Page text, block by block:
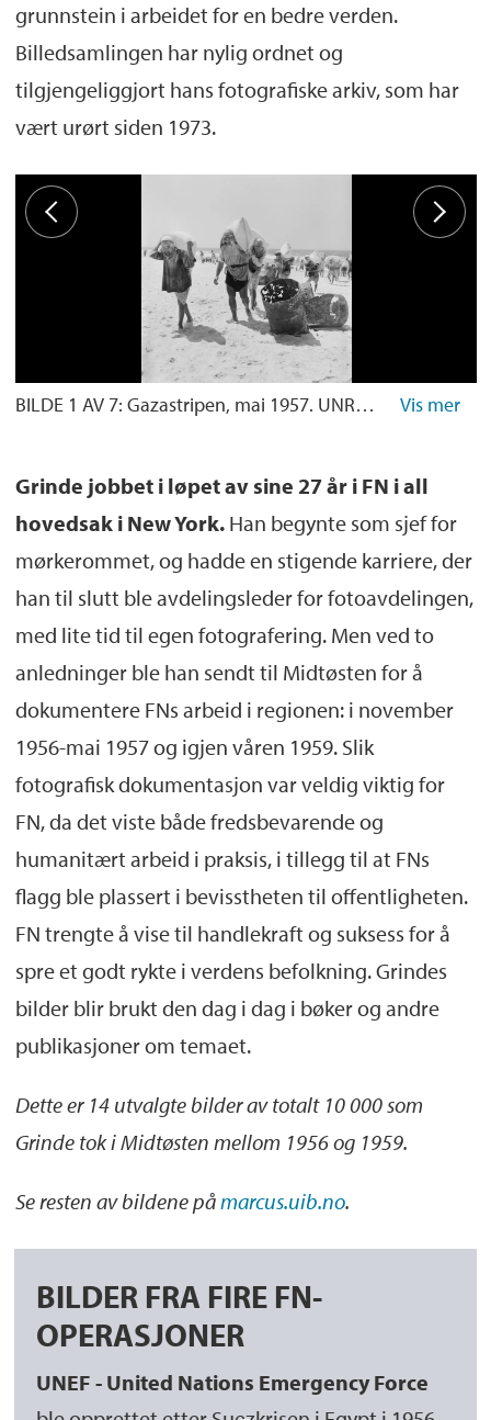
grunnstein i arbeidet for en bedre verden.
Billedsamlingen har nylig ordnet og
tilgjengeliggjort hans fotografiske arkiv, som har
vært urørt siden 1973.
BILDE 1 AV 7: Gazastripen, mai 1957. UNRWA. Palestinske flyktninger bærer melsekker. UNRWAs forsyninger til Gazastripen måtte bæres direkte fra båter til stranden, hvor det ventet kameler for videre frakt. Henvisning i arkivet: ubb-jg-n-0304-06. Bla gjennom bildene ved hjelp av pilene oppe i hjørnene.
Grinde jobbet i løpet av sine 27 år i FN i all
hovedsak i New York.Han begynte som sjef for
mørkerommet, og hadde en stigende karriere, der
han til slutt ble avdelingsleder for fotoavdelingen,
med lite tid til egen fotografering. Men ved to
anledninger ble han sendt til Midtøsten for å
dokumentere FNs arbeid i regionen: i november
1956-mai 1957 og igjen våren 1959. Slik
fotografisk dokumentasjon var veldig viktig for
FN, da det viste både fredsbevarende og
humanitært arbeid i praksis, i tillegg til at FNs
flagg ble plassert i bevisstheten til offentligheten.
FN trengte å vise til handlekraft og suksess for å
spre et godt rykte i verdens befolkning. Grindes
bilder blir brukt den dag i dag i bøker og andre
publikasjoner om temaet.
Dette er 14 utvalgte bilder av totalt 10 000 som
Grinde tok i Midtøsten mellom 1956 og 1959.
Se resten av bildene påmarcus.uib.no.
BILDER FRA FIRE FN-
OPERASJONER
UNEF - United Nations Emergency Force